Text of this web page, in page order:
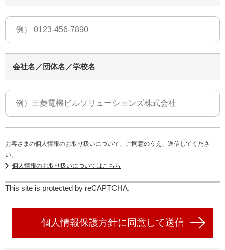
会社名／団体名／学校名
お客さまの個人情報のお取り扱いについて、ご同意のうえ、送信してくださ
い。
個人情報のお取り扱いについてはこちら
This site is protected by reCAPTCHA.
個人情報保護方針に同意して送信